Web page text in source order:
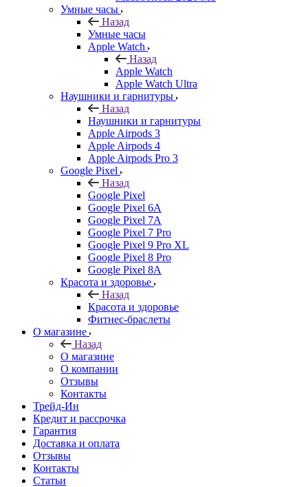
Умные часы
Назад
Умные часы
Apple Watch
Назад
Apple Watch
Apple Watch Ultra
Наушники и гарнитуры
Назад
Наушники и гарнитуры
Apple Airpods 3
Apple Airpods 4
Apple Airpods Pro 3
Google Pixel
Назад
Google Pixel
Google Pixel 6A
Google Pixel 7А
Google Pixel 7 Pro
Google Pixel 9 Pro XL
Google Pixel 8 Pro
Google Pixel 8A
Красота и здоровье
Назад
Красота и здоровье
Фитнес-браслеты
О магазине
Назад
О магазине
О компании
Отзывы
Контакты
Трейд-Ин
Кредит и рассрочка
Гарантия
Доставка и оплата
Отзывы
Контакты
Статьи